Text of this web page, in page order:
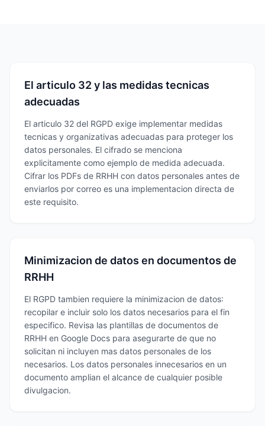
El articulo 32 y las medidas tecnicas
adecuadas
El articulo 32 del RGPD exige implementar medidas
tecnicas y organizativas adecuadas para proteger los
datos personales. El cifrado se menciona
explicitamente como ejemplo de medida adecuada.
Cifrar los PDFs de RRHH con datos personales antes de
enviarlos por correo es una implementacion directa de
este requisito.
Minimizacion de datos en documentos de
RRHH
El RGPD tambien requiere la minimizacion de datos:
recopilar e incluir solo los datos necesarios para el fin
especifico. Revisa las plantillas de documentos de
RRHH en Google Docs para asegurarte de que no
solicitan ni incluyen mas datos personales de los
necesarios. Los datos personales innecesarios en un
documento amplian el alcance de cualquier posible
divulgacion.